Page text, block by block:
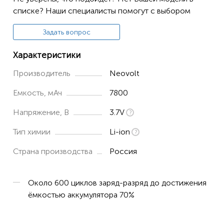
списке? Наши специалисты помогут с выбором
Задать вопрос
Характеристики
Производитель Neovolt
Емкость, мАч 7800
Напряжение, В 3.7V
Тип химии Li-ion
Страна производства Россия
Около 600 циклов заряд-разряд до достижения
ёмкостью аккумулятора 70%